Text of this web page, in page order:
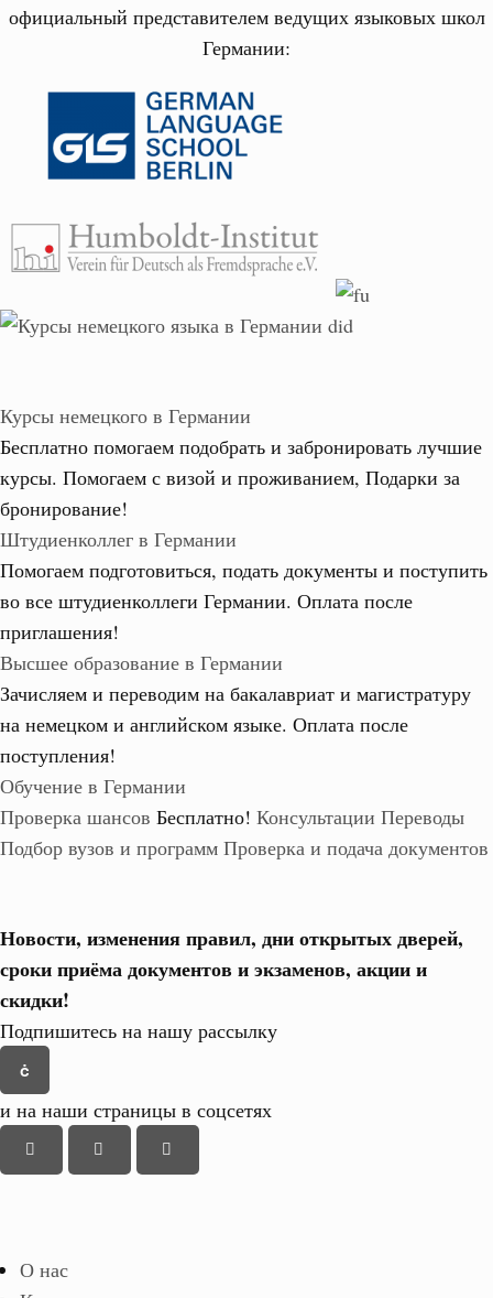
официальный представителем ведущих языковых школ
Германии:
Курсы немецкого в Германии
Бесплатно помогаем подобрать и забронировать лучшие
курсы. Помогаем с визой и проживанием, Подарки за
бронирование!
Штудиенколлег в Германии
Помогаем подготовиться, подать документы и поступить
во все штудиенколлеги Германии. Оплата после
приглашения!
Высшее образование в Германии
Зачисляем и переводим на бакалавриат и магистратуру
на немецком и английском языке. Оплата после
поступления!
Обучение в Германии
Проверка шансов Бесплатно! Консультации Переводы
Подбор вузов и программ Проверка и подача документов
Новости, изменения правил, дни открытых дверей,
сроки приёма документов и экзаменов, акции и
скидки!
Подпишитесь на нашу рассылку
и на наши страницы в соцсетях
О нас